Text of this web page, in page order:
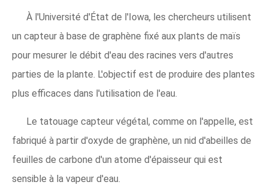
À l'Université d'État de l'Iowa, les chercheurs utilisent
un capteur à base de graphène fixé aux plants de maïs
pour mesurer le débit d'eau des racines vers d'autres
parties de la plante. L'objectif est de produire des plantes
plus efficaces dans l'utilisation de l'eau.
Le tatouage capteur végétal, comme on l'appelle, est
fabriqué à partir d'oxyde de graphène, un nid d'abeilles de
feuilles de carbone d'un atome d'épaisseur qui est
sensible à la vapeur d'eau.